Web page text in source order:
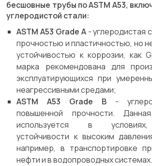
бесшовные трубы по ASTM A53,
углеродистой стали:
ASTM A53 Grade A- углеродистая
прочностью и пластичностью, но
устойчивостью к коррозии, как
марка рекомендована для
эксплуатирующихся при
неагрессивными средами;
ASTM A53 Grade B -
повышенной прочности.
используется в
устойчивости к высоким
например, в транспортировке
нефти и в водопроводных системах.